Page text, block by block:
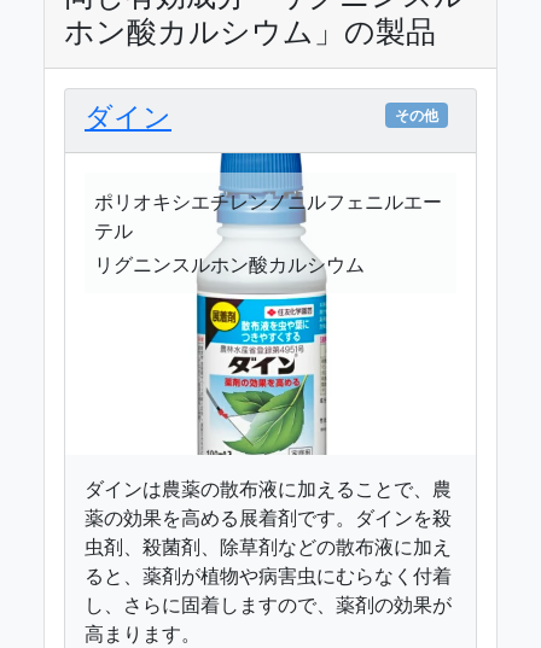
ホン酸カルシウム」の製品
ダイン その他
ポリオキシエチレンノニルフェニルエー
テル
リグニンスルホン酸カルシウム
ダインは農薬の散布液に加えることで、農
薬の効果を高める展着剤です。ダインを殺
虫剤、殺菌剤、除草剤などの散布液に加え
ると、薬剤が植物や病害虫にむらなく付着
し、さらに固着しますので、薬剤の効果が
高まります。